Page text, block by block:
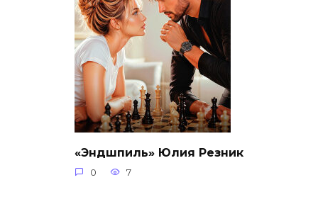
«Эндшпиль» Юлия Резник
0 7